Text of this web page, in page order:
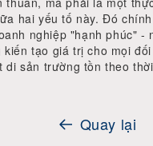
hai yếu tố này. Đó
nghiệp "hạnh phúc" -
kiến tạo giá trị cho mọi
di sản trường tồn theo
Quay lại